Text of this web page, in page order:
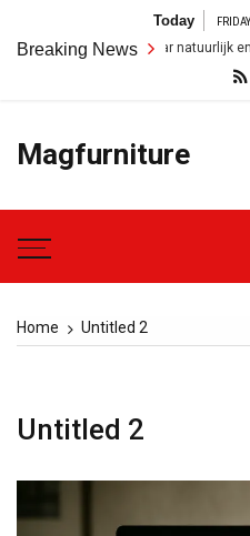
content
Today
Breaking News
Van nederlands naar natuurlijk
Magfurniture
Home Untitled 2
Untitled 2